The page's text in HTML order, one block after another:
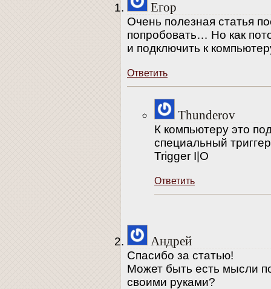
Егор
Очень полезная статья
попробовать… Но как
и подключить к
Ответить
Thunderov
К компьютеру это
специальный
Trigger I|O
Ответить
Андрей
Спасибо за статью!
Может быть есть мысли
своими руками?